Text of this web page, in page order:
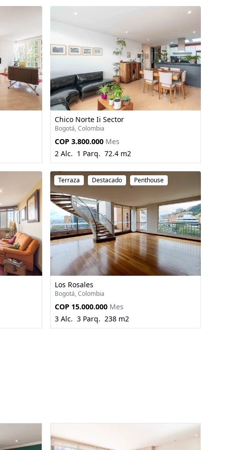
Chico Norte Ii Sector
Bogotá, Colombia
COP 3.800.000 Mes
2 Alc. 1 Parq. 72.4 m2
Terraza Destacado Penthouse
Los Rosales
Bogotá, Colombia
COP 15.000.000 Mes
3 Alc. 3 Parq. 238 m2